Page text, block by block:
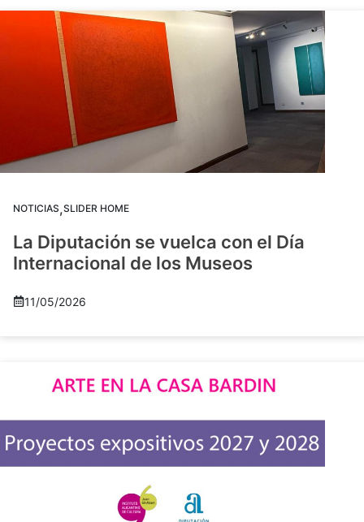
NOTICIAS,SLIDER HOME
La Diputación se vuelca con el Día
Internacional de los Museos
11/05/2026